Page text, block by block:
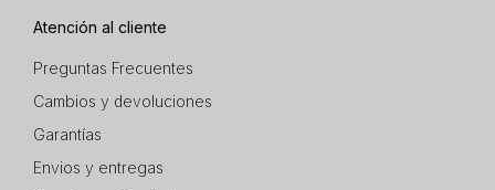
Atención al cliente
Preguntas Frecuentes
Cambios y devoluciones
Garantías
Envios y entregas